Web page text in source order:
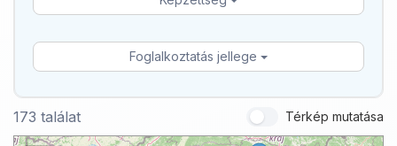
Foglalkoztatás jellege
173 találat Térkép mutatása